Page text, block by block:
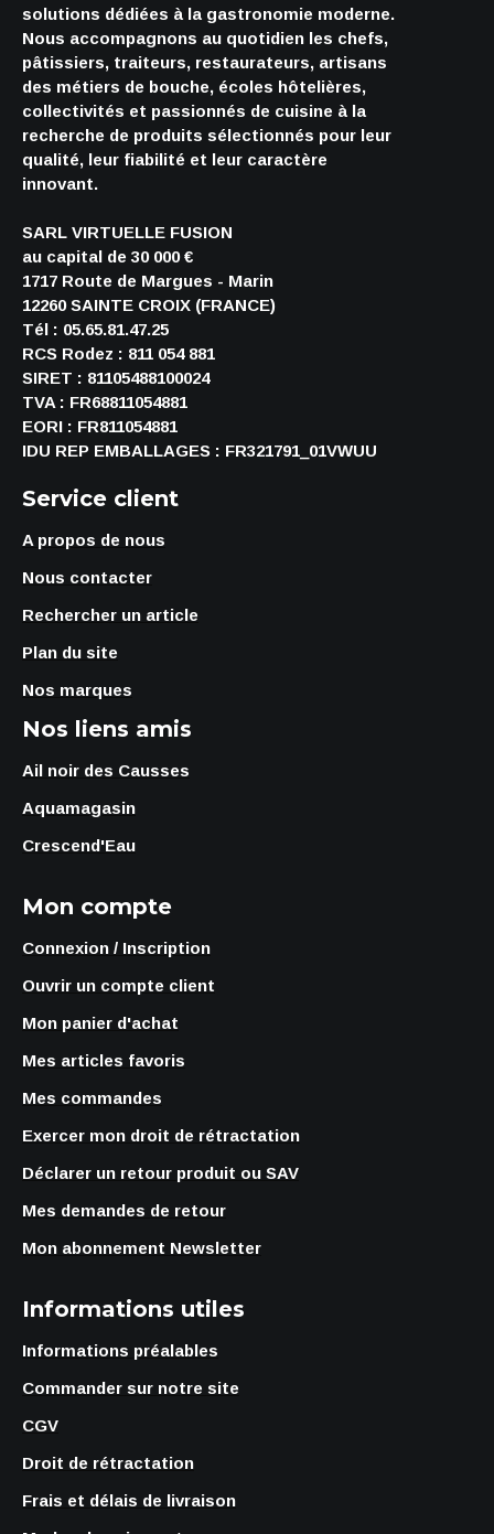
solutions dédiées à la gastronomie moderne.
Nous accompagnons au quotidien les chefs,
pâtissiers, traiteurs, restaurateurs, artisans
des métiers de bouche, écoles hôtelières,
collectivités et passionnés de cuisine à la
recherche de produits sélectionnés pour leur
qualité, leur fiabilité et leur caractère
innovant.
SARL VIRTUELLE FUSION
au capital de 30 000 €
1717 Route de Margues - Marin
12260 SAINTE CROIX (FRANCE)
Tél : 05.65.81.47.25
RCS Rodez : 811 054 881
SIRET : 81105488100024
TVA : FR68811054881
EORI : FR811054881
IDU REP EMBALLAGES : FR321791_01VWUU
Service client
A propos de nous
Nous contacter
Rechercher un article
Plan du site
Nos marques
Nos liens amis
Ail noir des Causses
Aquamagasin
Crescend'Eau
Mon compte
Connexion / Inscription
Ouvrir un compte client
Mon panier d'achat
Mes articles favoris
Mes commandes
Exercer mon droit de rétractation
Déclarer un retour produit ou SAV
Mes demandes de retour
Mon abonnement Newsletter
Informations utiles
Informations préalables
Commander sur notre site
CGV
Droit de rétractation
Frais et délais de livraison